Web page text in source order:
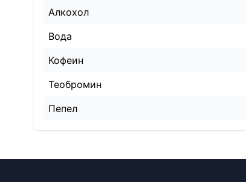
Алкохол
Вода
Кофеин
Теобромин
Пепел